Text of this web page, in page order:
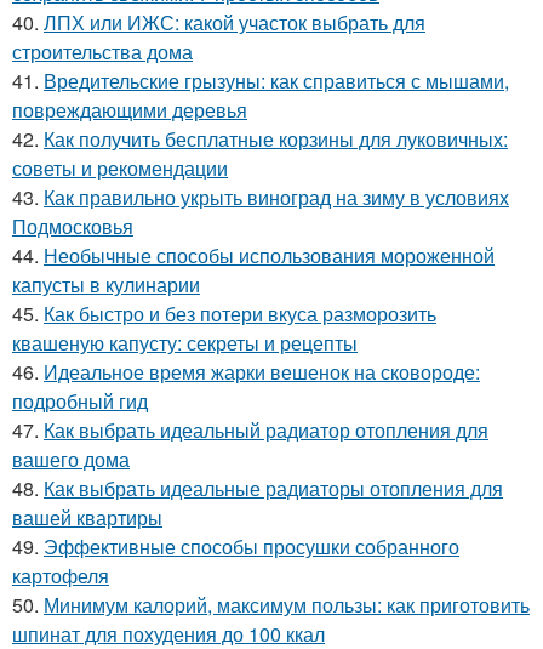
40. ЛПХ или ИЖС: какой участок выбрать для
строительства дома
41. Вредительские грызуны: как справиться с мышами,
повреждающими деревья
42. Как получить бесплатные корзины для луковичных:
советы и рекомендации
43. Как правильно укрыть виноград на зиму в условиях
Подмосковья
44. Необычные способы использования мороженной
капусты в кулинарии
45. Как быстро и без потери вкуса разморозить
квашеную капусту: секреты и рецепты
46. Идеальное время жарки вешенок на сковороде:
подробный гид
47. Как выбрать идеальный радиатор отопления для
вашего дома
48. Как выбрать идеальные радиаторы отопления для
вашей квартиры
49. Эффективные способы просушки собранного
картофеля
50. Минимум калорий, максимум пользы: как приготовить
шпинат для похудения до 100 ккал